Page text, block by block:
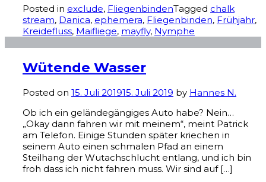
Posted in exclude, FliegenbindenTagged chalk
stream, Danica, ephemera, Fliegenbinden, Frühjahr,
Kreidefluss, Maifliege, mayfly, Nymphe
Wütende Wasser
Posted on 15. Juli 201915. Juli 2019 by Hannes N.
Ob ich ein geländegängiges Auto habe? Nein…
„Okay dann fahren wir mit meinem“, meint Patrick
am Telefon. Einige Stunden später kriechen in
seinem Auto einen schmalen Pfad an einem
Steilhang der Wutachschlucht entlang, und ich bin
froh dass ich nicht fahren muss. Wir sind auf […]